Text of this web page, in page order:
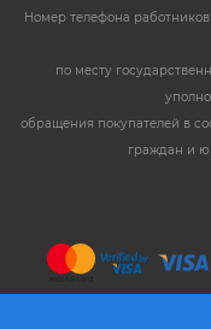
Номер телефона
по месту
обращения покупателей в
граждан и